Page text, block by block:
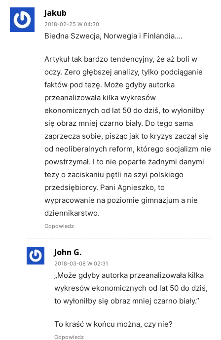
Jakub
2018-02-25 W 04:30
Biedna Szwecja, Norwegia i Finlandia….
Artykuł tak bardzo tendencyjny, że aż boli w
oczy. Zero głębszej analizy, tylko podciąganie
faktów pod tezę. Może gdyby autorka
przeanalizowała kilka wykresów
ekonomicznych od lat 50 do dziś, to wyłoniłby
się obraz mniej czarno biały. Do tego sama
zaprzecza sobie, pisząc jak to kryzys zaczął się
od neoliberalnych reform, którego socjalizm nie
powstrzymał. I to nie poparte żadnymi danymi
tezy o zaciskaniu pętli na szyi polskiego
przedsiębiorcy. Pani Agnieszko, to
wypracowanie na poziomie gimnazjum a nie
dziennikarstwo.
Odpowiedz
John G.
2018-03-08 W 02:31
„Może gdyby autorka przeanalizowała kilka
wykresów ekonomicznych od lat 50 do dziś,
to wyłoniłby się obraz mniej czarno biały.”
To kraść w końcu można, czy nie?
Odpowiedz